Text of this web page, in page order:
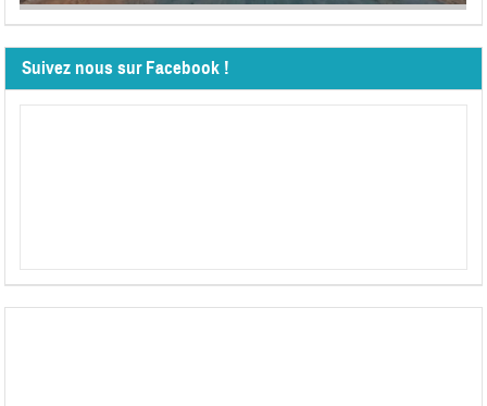
Suivez nous sur Facebook !